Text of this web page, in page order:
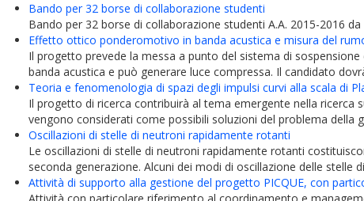
Bando per 32 borse di collaborazione studenti
Bando per 32 borse di collaborazione studenti A.A. 2015-2016
Effetto ottico ponderomotivo in banda acustica e misura del
Il progetto prevede la messa a punto del sistema di
banda acustica e può generare luce compressa. Il candidato
Teoria e fenomenologia di spazi degli impulsi curvi alla scala di
Il progetto di ricerca contribuirà al tema emergente nella ricerca
vengono considerati come possibili soluzioni del problema della
Oscillazioni di stelle di neutroni rapidamente rotanti
Le oscillazioni di stelle di neutroni rapidamente rotanti
seconda generazione. Alcuni dei modi di oscillazione delle stelle
Attività di supporto alla gestione del progetto PICQUE, con